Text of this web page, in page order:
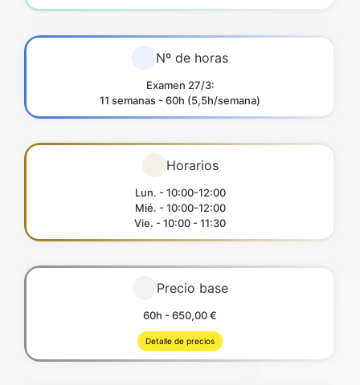
Nº de horas
Examen 27/3:
11 semanas - 60h (5,5h/semana)
Horarios
Lun. - 10:00-12:00
Mié. - 10:00-12:00
Vie. - 10:00 - 11:30
Precio base
60h - 650,00 €
Detalle de precios